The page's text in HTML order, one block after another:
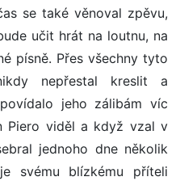
se také věnoval zpěvu,
učit hrát na loutnu, na
písně. Přes všechny tyto
nepřestal kreslit a
jeho zálibám víc
Piero viděl a když vzal v
jednoho dne několik
svému blízkému příteli